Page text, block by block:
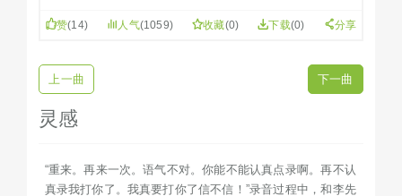
赞(14) 人气(1059) 收藏(0) 下载(0) 分享
上一曲 下一曲
灵感
“重来。再来一次。语气不对。你能不能认真点录啊。再不认
真录我打你了。我真要打你了信不信！”录音过程中，和李先